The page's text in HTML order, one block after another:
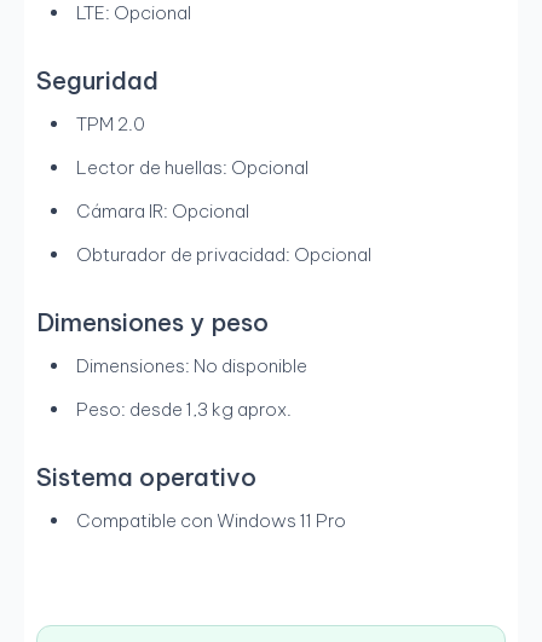
LTE: Opcional
Seguridad
TPM 2.0
Lector de huellas: Opcional
Cámara IR: Opcional
Obturador de privacidad: Opcional
Dimensiones y peso
Dimensiones: No disponible
Peso: desde 1,3 kg aprox.
Sistema operativo
Compatible con Windows 11 Pro